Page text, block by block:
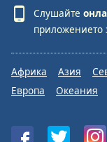
Слушайте
приложението
Африка Азия
Европа
Океания